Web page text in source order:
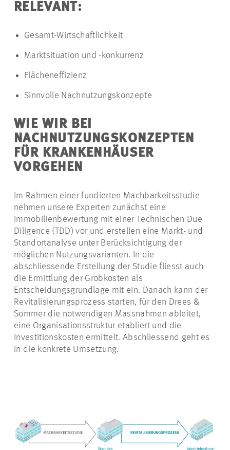
RELEVANT:
Gesamt-Wirtschaftlichkeit
Marktsituation und -konkurrenz
Flächeneffizienz
Sinnvolle Nachnutzungskonzepte
WIE WIR BEI
NACHNUTZUNGSKONZEPTEN
FÜR KRANKENHÄUSER
VORGEHEN
Im Rahmen einer fundierten Machbarkeitsstudie
nehmen unsere Experten zunächst eine
Immobilienbewertung mit einer Technischen Due
Diligence (TDD) vor und erstellen eine Markt- und
Standortanalyse unter Berücksichtigung der
möglichen Nutzungsvarianten. In die
abschliessende Erstellung der Studie fliesst auch
die Ermittlung der Grobkosten als
Entscheidungsgrundlage mit ein. Danach kann der
Revitalisierungsprozess starten, für den Drees &
Sommer die notwendigen Massnahmen ableitet,
eine Organisationsstruktur etabliert und die
Investitionskosten ermittelt. Abschliessend geht es
in die konkrete Umsetzung.